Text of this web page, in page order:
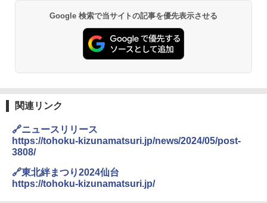
Google 検索で当サイトの記事を優先表示させる
関連リンク
🔗ニュースリリース
https://tohoku-kizunamatsuri.jp/news/2024/05/post-
3808/
🔗東北絆まつり2024仙台
https://tohoku-kizunamatsuri.jp/